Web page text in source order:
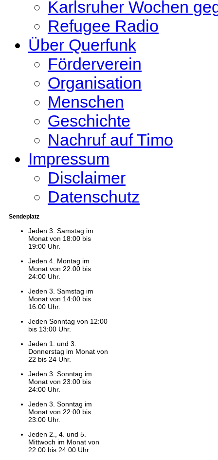
Karlsruher Wochen
Refugee Radio
Über Querfunk
Förderverein
Organisation
Menschen
Geschichte
Nachruf auf Timo
Impressum
Disclaimer
Datenschutz
Sendeplatz
Jeden 3. Samstag im
Monat von 18:00 bis
19:00 Uhr.
Jeden 4. Montag im
Monat von 22:00 bis
24:00 Uhr.
Jeden 3. Samstag im
Monat von 14:00 bis
16:00 Uhr.
Jeden Sonntag von 12:00
bis 13:00 Uhr.
Jeden 1. und 3.
Donnerstag im Monat von
22 bis 24 Uhr.
Jeden 3. Sonntag im
Monat von 23:00 bis
24:00 Uhr.
Jeden 3. Sonntag im
Monat von 22:00 bis
23:00 Uhr.
Jeden 2., 4. und 5.
Mittwoch im Monat von
22:00 bis 24:00 Uhr.